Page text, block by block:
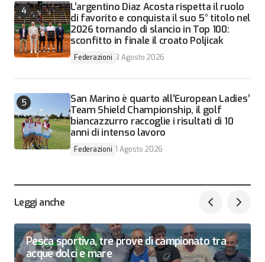
L’argentino Diaz Acosta rispetta il ruolo
di favorito e conquista il suo 5° titolo nel
2026 tornando di slancio in Top 100:
sconfitto in finale il croato Poljicak
Federazioni 3 Agosto 2026
San Marino è quarto all’European Ladies’
Team Shield Championship, il golf
biancazzurro raccoglie i risultati di 10
anni di intenso lavoro
Federazioni 1 Agosto 2026
Leggi anche
Pesca sportiva, tre prove di campionato tra
acque dolci e mare